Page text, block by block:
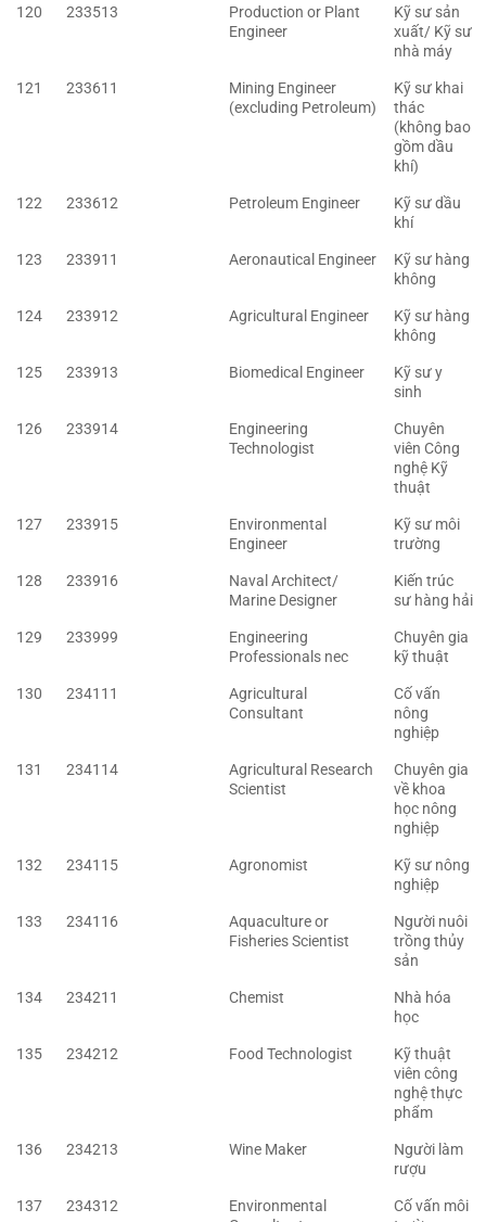
120
233513
Production or Plant
Engineer
Kỹ sư sản
xuất/ Kỹ sư
nhà máy
121
233611
Mining Engineer
(excluding Petroleum)
Kỹ sư khai
thác
(không bao
gồm dầu
khí)
122
233612 Petroleum Engineer
Kỹ sư dầu
khí
123
233911 Aeronautical Engineer
Kỹ sư hàng
không
124
233912 Agricultural Engineer
Kỹ sư hàng
không
125
233913 Biomedical Engineer
Kỹ sư y
sinh
126
233914
Engineering
Technologist
Chuyên
viên Công
nghệ Kỹ
thuật
127
233915
Environmental
Engineer
Kỹ sư môi
trường
128
233916
Naval Architect/
Marine Designer
Kiến trúc
sư hàng hải
129
233999
Engineering
Professionals nec
Chuyên gia
kỹ thuật
130
234111
Agricultural
Consultant
Cố vấn
nông
nghiệp
131
234114
Agricultural Research
Scientist
Chuyên gia
về khoa
học nông
nghiệp
132
234115 Agronomist
Kỹ sư nông
nghiệp
133
234116
Aquaculture or
Fisheries Scientist
Người nuôi
trồng thủy
sản
134
234211 Chemist
Nhà hóa
học
135
234212 Food Technologist
Kỹ thuật
viên công
nghệ thực
phẩm
136
234213 Wine Maker
Người làm
rượu
137
234312
Environmental
Cố vấn môi